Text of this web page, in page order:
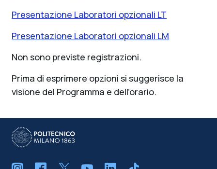
Presentazione Laboratori opzionali LT
Presentazione Laboratori opzionali LM
Non sono previste registrazioni.
Prima di esprimere opzioni si suggerisce la
visione del Programma e dell’orario.